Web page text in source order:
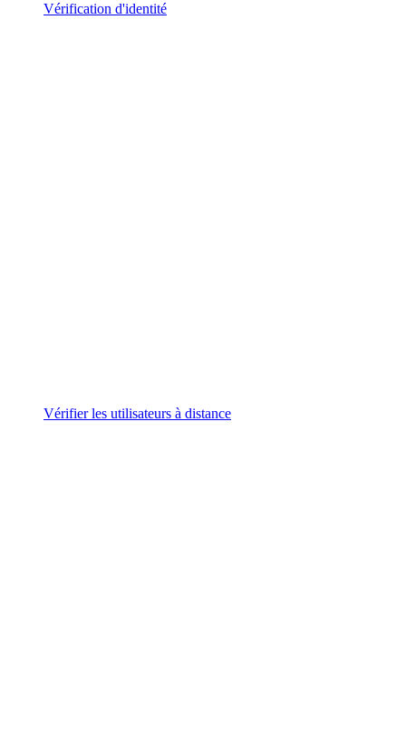
Vérification d'identité
Vérifier les utilisateurs à distance